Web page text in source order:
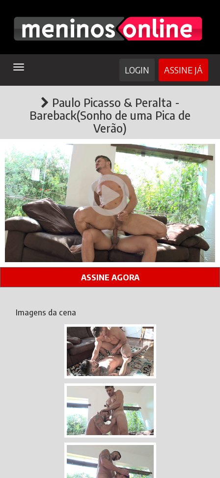
TOGGLE
ASSINE JÁ
LOGIN
Paulo Picasso & Peralta -
Bareback(Sonho de uma Pica de
Verão)
ASSINE AGORA
Imagens da cena